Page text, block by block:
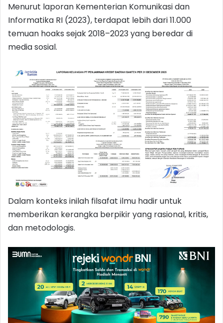
Menurut laporan Kementerian Komunikasi dan
Informatika RI (2023), terdapat lebih dari 11.000
temuan hoaks sejak 2018–2023 yang beredar di
media sosial.
Dalam konteks inilah filsafat ilmu hadir untuk
memberikan kerangka berpikir yang rasional, kritis,
dan metodologis.